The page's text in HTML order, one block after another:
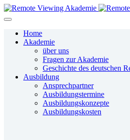
Home
Akademie
über uns
Fragen zur Akademie
Geschichte des deutschen
Ausbildung
Ansprechpartner
Ausbildungstermine
Ausbildungskonzepte
Ausbildungskosten